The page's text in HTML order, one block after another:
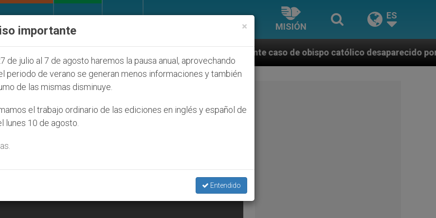
MISIÓN
ES
Seúl 2027 ONU se pronuncia ante caso de obispo católico desaparecido por la dictadura
a consultas
×
importante
de julio al 7 de agosto haremos la pausa anual, aprovechando
periodo de verano se generan menos informaciones y también
de las mismas disminuye.
el trabajo ordinario de las ediciones en inglés y español de
lunes 10 de agosto.
Entendido